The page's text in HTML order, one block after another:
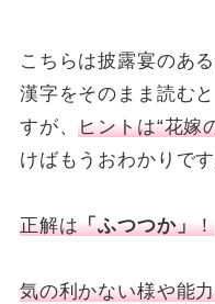
こちらは披露宴のあ
漢字をそのまま読む
すが、ヒントは“花嫁
けばもうおわかりで
正解は「ふつつか」！
気の利かない様や能